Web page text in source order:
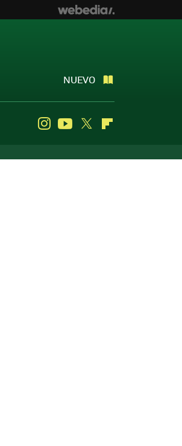
NUEVO
InstagramYoutube
Twitter